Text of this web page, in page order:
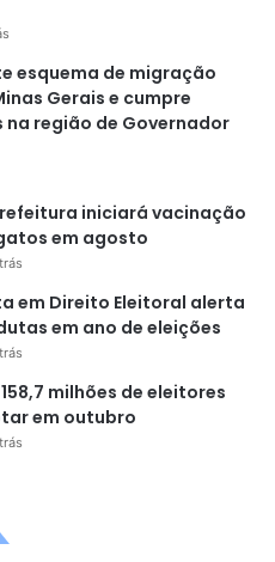
esquema de migração
Gerais e cumpre
na região de Governador
iniciará vacinação
em agosto
em Direito Eleitoral alerta
em ano de eleições
milhões de eleitores
em outubro